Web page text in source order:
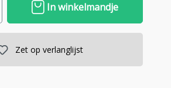
In winkelmandje
Zet op verlanglijst